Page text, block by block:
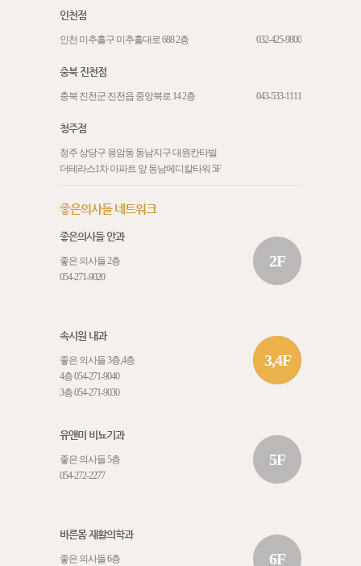
인천점
인천 미추홀구 미추홀대로 688 2층 032-425-9800
충북 진천점
충북 진천군 진천읍 중앙북로 14 2층 043-533-1111
청주점
청주 상당구 용암동 동남지구 대원칸타빌
더테라스1차 아파트 앞 동남메디칼타워 5F
좋은의사들 네트워크
좋은의사들 안과
좋은 의사들 2층
054-271-9020
2F
속시원 내과
좋은 의사들 3층,4층
4층054-271-9040
3층054-271-9030
3,4F
유앤미 비뇨기과
좋은 의사들 5층
054-272-2277
5F
바른몸 재활의학과
좋은 의사들 6층 6F